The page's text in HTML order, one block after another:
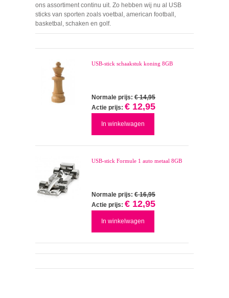
ons assortiment continu uit. Zo hebben wij nu al USB
sticks van sporten zoals voetbal, american football,
basketbal, schaken en golf.
USB-stick schaakstuk koning 8GB
Normale prijs: € 14,95
Actie prijs: € 12,95
In winkelwagen
USB-stick Formule 1 auto metaal 8GB
Normale prijs: € 16,95
Actie prijs: € 12,95
In winkelwagen